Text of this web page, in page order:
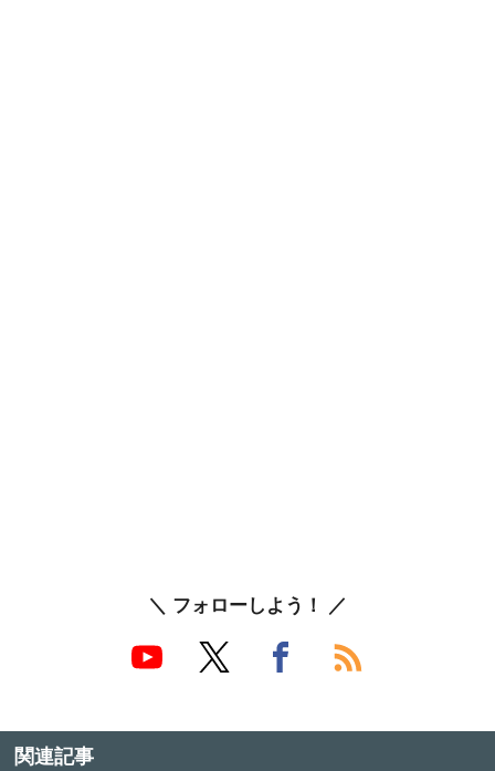
＼ フォローしよう！ ／
関連記事